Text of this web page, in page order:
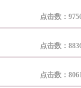
点击数：
点击数：
点击数：